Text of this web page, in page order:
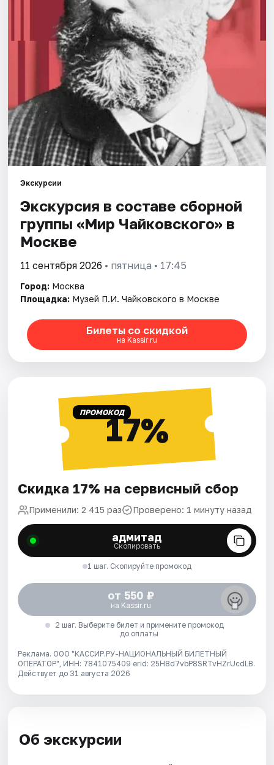
Артисты
Рейтинги
Экскурсии
Экскурсия в составе сборной
группы «Мир Чайковского» в
Москве
11 сентября 2026 • пятница • 17:45
Город: Москва
Площадка: Музей П.И. Чайковского в Москве
Билеты со скидкой
на Kassir.ru
ПРОМОКОД17%
Скидка 17% на сервисный сбор
Применили: 2 415 раз Проверено: 1 минуту назад
адмитад
Скопировать
1 шаг. Скопируйте промокод
от 550 ₽
на Kassir.ru
2 шаг. Выберите билет и примените промокод
до оплаты
Реклама. ООО "КАССИР.РУ-НАЦИОНАЛЬНЫЙ БИЛЕТНЫЙ
ОПЕРАТОР", ИНН: 7841075409 erid: 25H8d7vbP8SRTvHZrUcdLB.
Действует до 31 августа 2026
Об экскурсии